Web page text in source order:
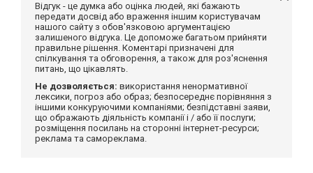
Відгук - це думка або оцінка людей, які бажають
передати досвід або враження іншим користувачам
нашого сайту з обов'язковою аргументацією
залишеного відгука. Це допоможе багатьом прийняти
правильне рішення. Коментарі призначені для
спілкування та обговорення, а також для роз'яснення
питань, що цікавлять.
Не дозволяється: використання ненормативної
лексики, погроз або образ; безпосереднє порівняння з
іншими конкуруючими компаніями; безпідставні заяви,
що ображають діяльність компанії і / або її послуги;
розміщення посилань на сторонні інтернет-ресурси;
реклама та самореклама.